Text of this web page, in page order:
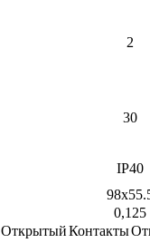
2
30
IP40
0,125
ОткрытыйКонтакты